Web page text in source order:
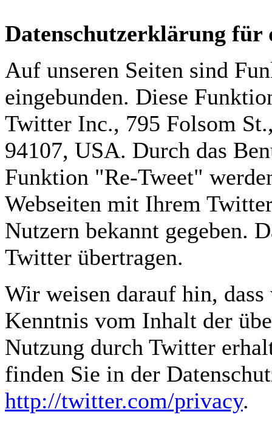
Datenschutzerklärung für
Auf unseren Seiten sind
eingebunden. Diese
Twitter Inc., 795 Folsom
94107, USA. Durch das
Funktion "Re-Tweet"
Webseiten mit Ihrem
Nutzern bekannt gegeben.
Twitter übertragen.
Wir weisen darauf hin,
Kenntnis vom Inhalt der
Nutzung durch Twitter
finden Sie in der
http://twitter.com/privacy.